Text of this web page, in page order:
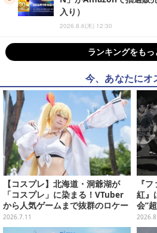
入り）
2026.8.6(木) 12:30
ランキングをもっ
今、あなたにオ
【コスプレ】北海道・洞爺湖が
「コスプレ」に染まる！VTuber
から人気ゲームまで抜群のロケー
ションも必見な美女レイヤー10選
【写真45枚】
2026.7.11
『
紅』
会”
始ま
を想